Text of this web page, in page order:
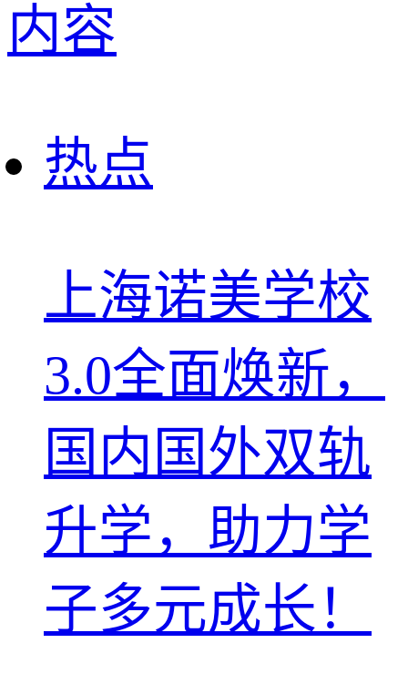
内容
热点
上海诺美学校
3.0全面焕新，
国内国外双轨
升学，助力学
子多元成长！